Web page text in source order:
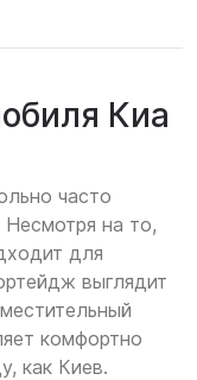
Киа
часто
Несмотря на то,
для
выглядит
комфортно
как Киев.